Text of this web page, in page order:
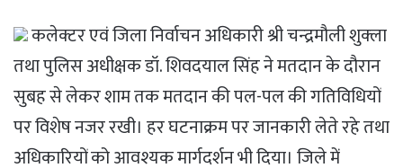
कलेक्टर एवं जिला निर्वाचन अधिकारी श्री चन्‍द्रमौली शुक्‍ला
तथा पुलिस अधीक्षक डॉ. शिवदयाल सिंह ने मतदान के दौरान
सुबह से लेकर शाम तक मतदान की पल-पल की गतिविधियों
पर विशेष नजर रखी। हर घटनाक्रम पर जानकारी लेते रहे तथा
अधिकारियों को आवश्यक मार्गदर्शन भी दिया। जिले में